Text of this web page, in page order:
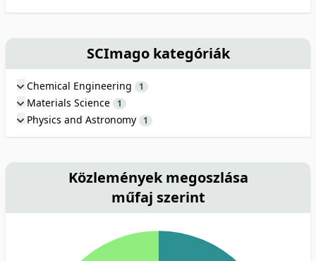
SCImago kategóriák
Chemical Engineering 1
Materials Science 1
Physics and Astronomy 1
Közlemények megoszlása
műfaj szerint